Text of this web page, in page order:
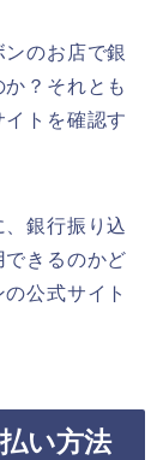
のお店で銀
？それとも
トを確認す
銀行振り込
きるのかど
公式サイト
い方法